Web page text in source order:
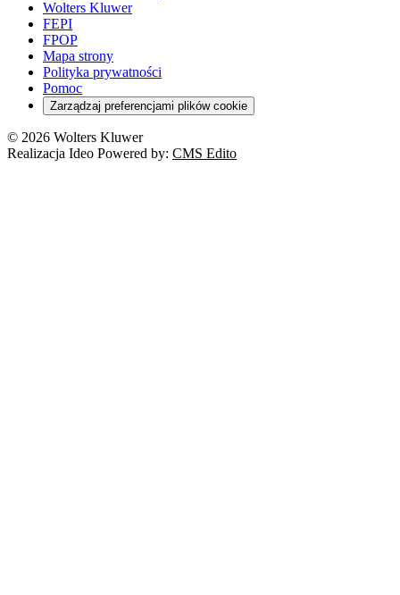
Wolters Kluwer
FEPI
FPOP
Mapa strony
Polityka prywatności
Pomoc
Zarządzaj preferencjami plików cookie
© 2026 Wolters Kluwer
Realizacja Ideo Powered by: CMS Edito